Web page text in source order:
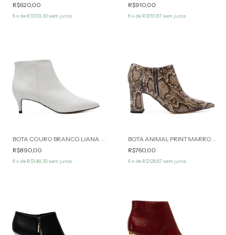
R$620,00
6x de R$103,33 sem juros
R$910,00
6x de R$151,67 sem juros
R$890,00
6x de R$148,33 sem juros
R$760,00
6x de R$126,67 sem juros